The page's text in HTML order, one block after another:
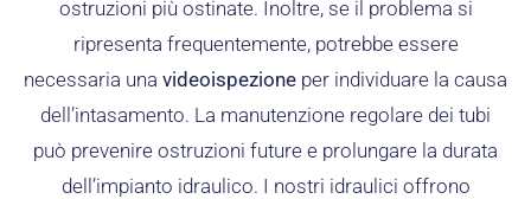
ostruzioni più ostinate. Inoltre, se il problema si
ripresenta frequentemente, potrebbe essere
necessaria una videoispezione per individuare la causa
dell’intasamento. La manutenzione regolare dei tubi
può prevenire ostruzioni future e prolungare la durata
dell’impianto idraulico. I nostri idraulici offrono